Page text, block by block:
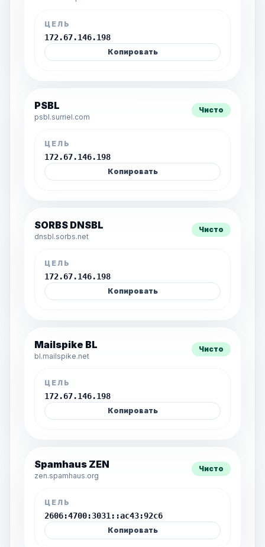
ЦЕЛЬ
172.67.146.198
Копировать
PSBL
psbl.surriel.com
Чисто
ЦЕЛЬ
172.67.146.198
Копировать
SORBS DNSBL
dnsbl.sorbs.net
Чисто
ЦЕЛЬ
172.67.146.198
Копировать
Mailspike BL
bl.mailspike.net
Чисто
ЦЕЛЬ
172.67.146.198
Копировать
Spamhaus ZEN
zen.spamhaus.org
Чисто
ЦЕЛЬ
2606:4700:3031::ac43:92c6
Копировать